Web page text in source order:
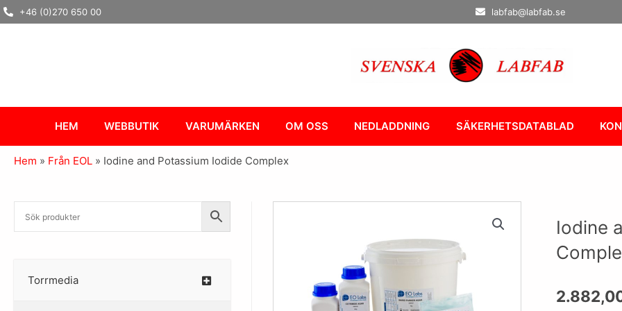
Hoppa
till
+46 (0)270 650 00 labfab@labfab.se
HEM WEBBUTIK VARUMÄRKEN OM OSS NEDLADDNING SÄKERHETSDATABLAD
Hem » Från EOL » Iodine and Potassium Iodide Complex
Torrmedia
–
Iodine